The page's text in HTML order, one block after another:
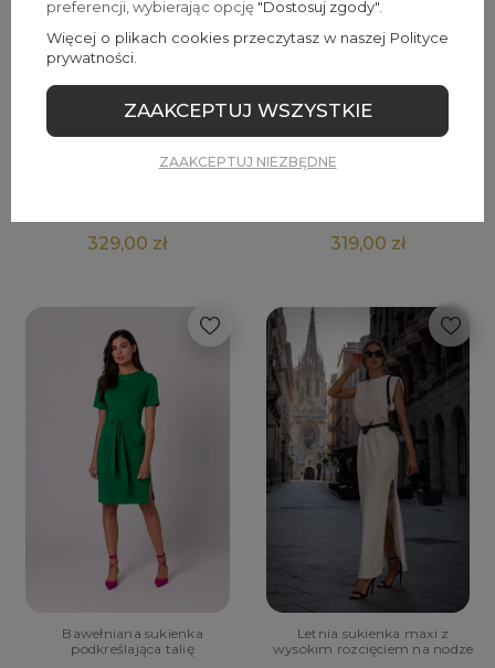
329,00 zł 319,00 zł
Bawełniana sukienka
podkreślająca talię
Letnia sukienka maxi z
wysokim rozcięciem na nodze
preferencji, wybierając opcję "Dostosuj zgody"
Więcej o plikach cookies przeczytasz w naszej Polityce
prywatności.
ZAAKCEPTUJ NIEZBĘDNE
ZAAKCEPTUJ WSZYSTKIE